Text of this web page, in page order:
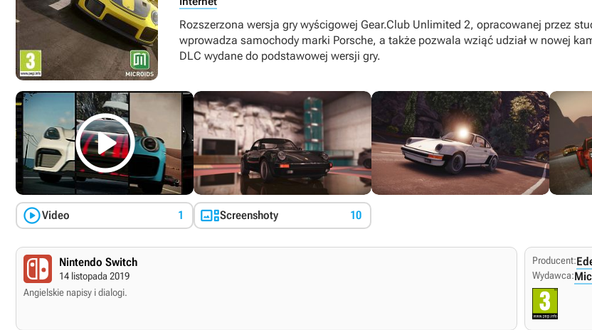
Rozszerzona wersja gry wyścigowej Gear.Club Unlimited 2, opracowanej przez
wprowadza samochody marki Porsche, a także pozwala wziąć udział w nowej
DLC wydane do podstawowej wersji gry.

Video 1 Screenshoty 10
Nintendo Switch
14 listopada 2019
Angielskie napisy i dialogi.
Producent:
Wydawca: